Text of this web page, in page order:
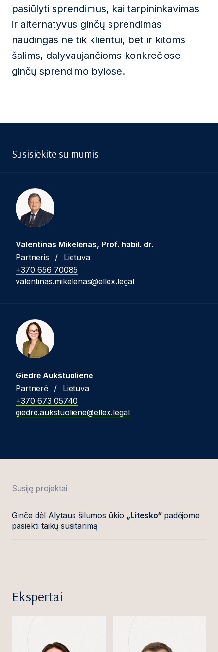
pasiūlyti sprendimus, kai tarpininkavimas
ir alternatyvus ginčų sprendimas
naudingas ne tik klientui, bet ir kitoms
šalims, dalyvaujančioms konkrečiose
ginčų sprendimo bylose.
Susisiekite su mumis
Valentinas Mikelėnas, Prof. habil. dr.
Partneris
/
Lietuva
+370 656 70085
valentinas.mikelenas@ellex.legal
Giedrė Aukštuolienė
Partnerė
/
Lietuva
+370 673 05740
giedre.aukstuoliene@ellex.legal
Susiję projektai
Ginče dėl Alytaus šilumos ūkio „Litesko“ padėjome
pasiekti taikų susitarimą
Ekspertai